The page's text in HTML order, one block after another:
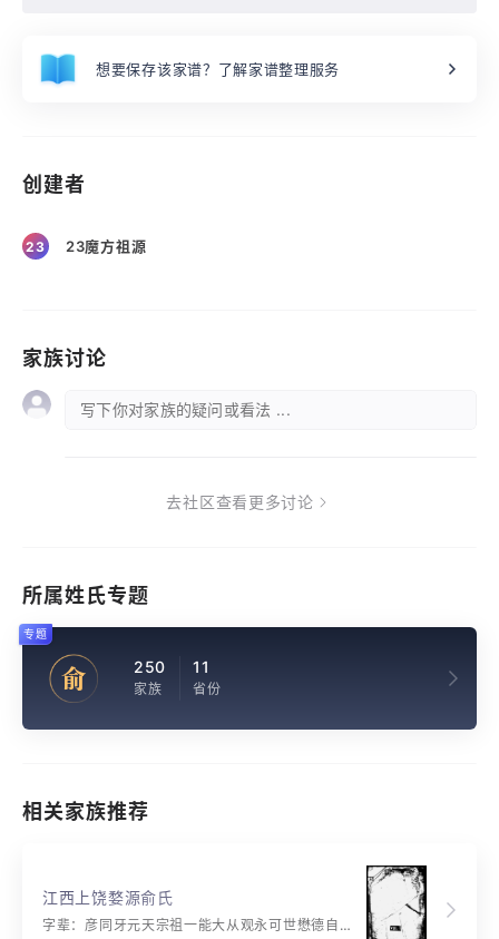
想要保存该家谱？了解家谱整理服务
创建者
23 23魔方祖源
家族讨论
写下你对家族的疑问或看法 ...
去社区查看更多讨论
所属姓氏专题
俞 250
家族
11
省份
专题
相关家族推荐
江西上饶婺源俞氏
字辈：彦同牙元天宗祖一能大从观永可世懋德自逢时学士尚经文贤良崇正道思以宜家国志期克继开在廷膺选扬守善有馀庆